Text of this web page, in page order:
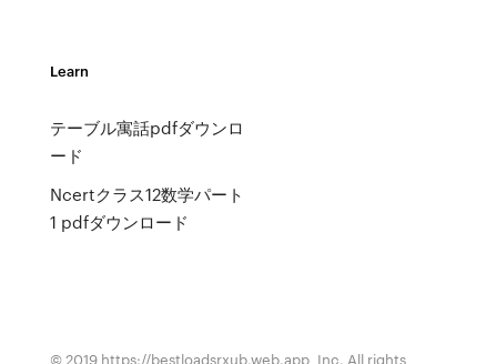
Learn
テーブル寓話pdfダウンロ
ード
Ncertクラス12数学パート
1 pdfダウンロード
© 2019 https://bestloadsrxub.web.app, Inc. All rights